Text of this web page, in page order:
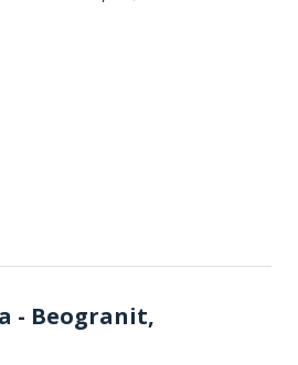
- Beogranit,